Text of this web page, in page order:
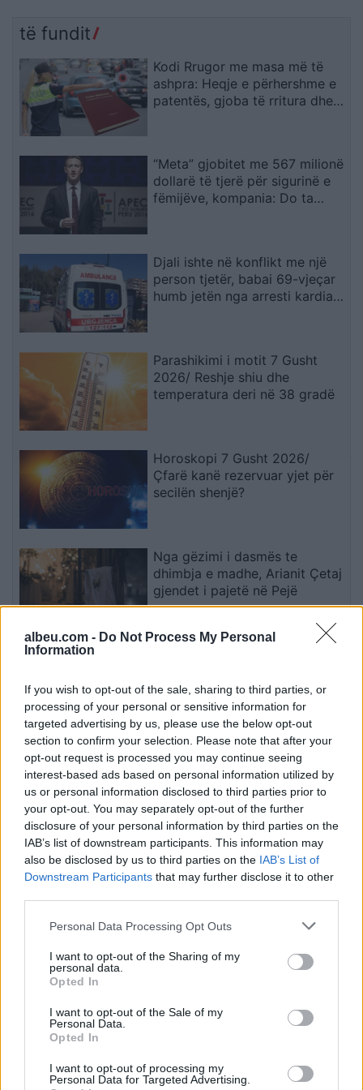
albeu.com - Do Not Process My Personal
Information
If you wish to opt-out of the sale, sharing to third parties, or
processing of your personal or sensitive information for
targeted advertising by us, please use the below opt-out
section to confirm your selection. Please note that after your
opt-out request is processed you may continue seeing
interest-based ads based on personal information utilized by
us or personal information disclosed to third parties prior to
your opt-out. You may separately opt-out of the further
disclosure of your personal information by third parties on the
IAB’s list of downstream participants. This information may
also be disclosed by us to third parties on the IAB’s List of
Downstream Participants that may further disclose it to other
Personal Data Processing Opt Outs
I want to opt-out of the Sharing of my
personal data.
Opted In
I want to opt-out of the Sale of my
Personal Data.
Opted In
I want to opt-out of processing my
Personal Data for Targeted Advertising.
të fundit
Kodi Rrugor me masa më të
ashpra: Heqje e përhershme e
patentës, gjoba të rritura dhe
“Meta” gjobitet me 567 milionë
dollarë të tjerë për sigurinë e
fëmijëve, kompania: Do ta
Djali ishte në konflikt me një
person tjetër, babai 69-vjeçar
humb jetën nga arresti kardiak
Parashikimi i motit 7 Gusht
2026/ Reshje shiu dhe
temperatura deri në 38 gradë
Horoskopi 7 Gusht 2026/
Çfarë kanë rezervuar yjet për
secilën shenjë?
Nga gëzimi i dasmës te
dhimbja e madhe, Arianit Çetaj
gjendet i pajetë në Pejë
zbardhen tri arsyet e vendimit
Esim for Global
Esim for USA|Esim for Italy| Esim for Spain|Esim
for Turkey|Esim for Germany|Esim for Greece|